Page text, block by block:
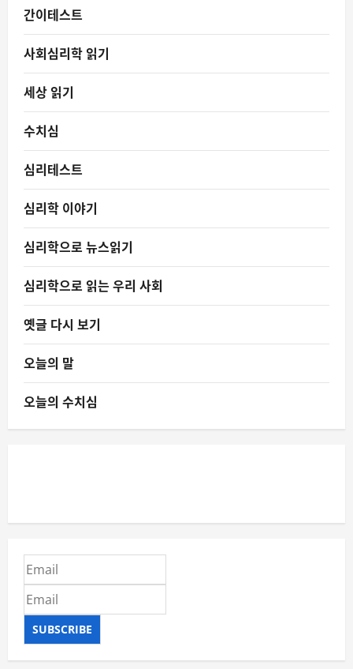
간이테스트
사회심리학 읽기
세상 읽기
수치심
심리테스트
심리학 이야기
심리학으로 뉴스읽기
심리학으로 읽는 우리 사회
옛글 다시 보기
오늘의 말
오늘의 수치심
SUBSCRIBE